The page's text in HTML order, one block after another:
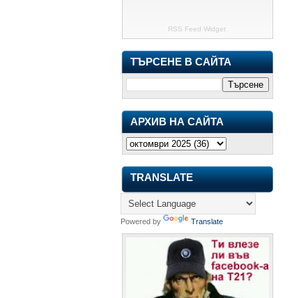
RSS Feed Widget
ТЪРСЕНЕ В САЙТА
АРХИВ НА САЙТА
TRANSLATE
Powered by Translate